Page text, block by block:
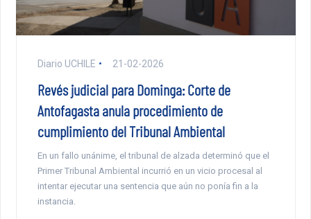
Diario UCHILE 21-02-2026
Revés judicial para Dominga: Corte de
Antofagasta anula procedimiento de
cumplimiento del Tribunal Ambiental
En un fallo unánime, el tribunal de alzada determinó que el
Primer Tribunal Ambiental incurrió en un vicio procesal al
intentar ejecutar una sentencia que aún no ponía fin a la
instancia.